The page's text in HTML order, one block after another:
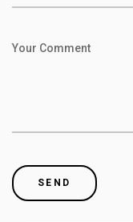
Your Comment